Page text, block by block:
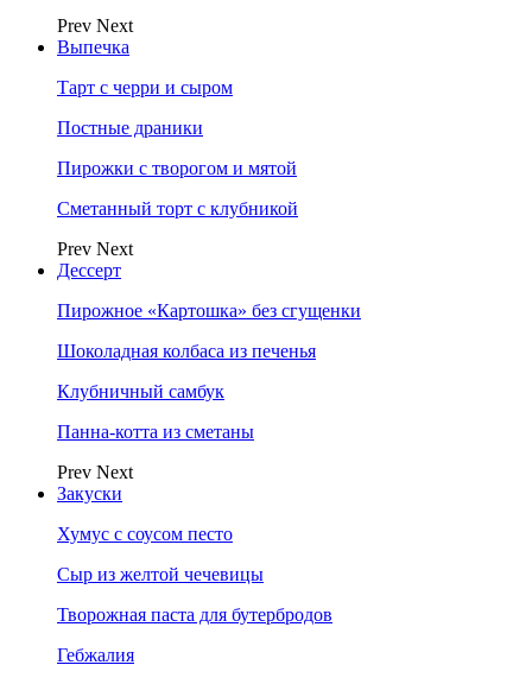
Prev Next
Выпечка
Тарт с черри и сыром
Постные драники
Пирожки с творогом и мятой
Сметанный торт с клубникой
Prev Next
Дессерт
Пирожное «Картошка» без сгущенки
Шоколадная колбаса из печенья
Клубничный самбук
Панна-котта из сметаны
Prev Next
Закуски
Хумус с соусом песто
Сыр из желтой чечевицы
Творожная паста для бутербродов
Гебжалия